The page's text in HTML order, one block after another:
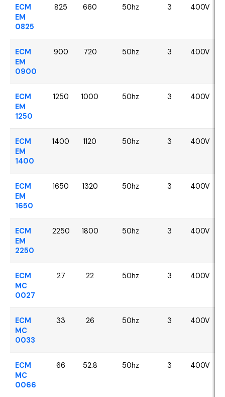
ECM
EM
0825
825 660 50hz 3 400V
ECM
EM
0900
900 720 50hz 3 400V
ECM
EM
1250
1250 1000 50hz 3 400V
ECM
EM
1400
1400 1120 50hz 3 400V
ECM
EM
1650
1650 1320 50hz 3 400V
ECM
EM
2250
2250 1800 50hz 3 400V
ECM
MC
0027
27 22 50hz 3 400V
ECM
MC
0033
33 26 50hz 3 400V
ECM
MC
0066
66 52.8 50hz 3 400V